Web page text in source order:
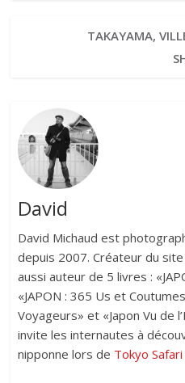
TAKAYAMA,
David
David Michaud est
depuis 2007. Créateur du
aussi auteur de 5 livres :
«JAPON : 365 Us et
Voyageurs» et «Japon Vu de
invite les internautes à
nipponne lors de Tokyo Safari